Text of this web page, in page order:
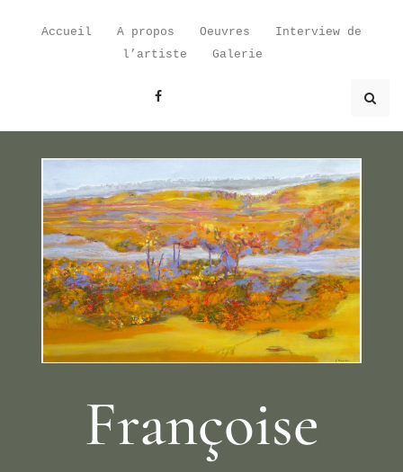
Accueil A propos Oeuvres
Interview de
l’artiste
Galerie
Françoise